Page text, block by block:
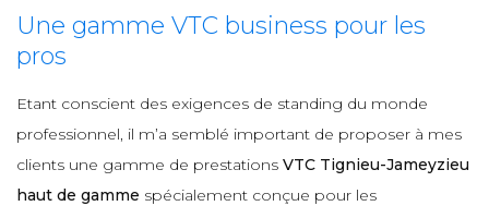
Une gamme VTC business pour les
pros
Etant conscient des exigences de standing du monde
professionnel, il m’a semblé important de proposer à mes
clients une gamme de prestations VTC Tignieu-Jameyzieu
haut de gamme spécialement conçue pour les